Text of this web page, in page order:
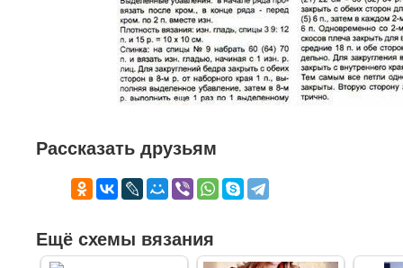
Рассказать друзьям
Ещё схемы вязания